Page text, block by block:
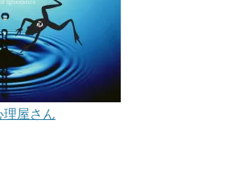
理屋さん